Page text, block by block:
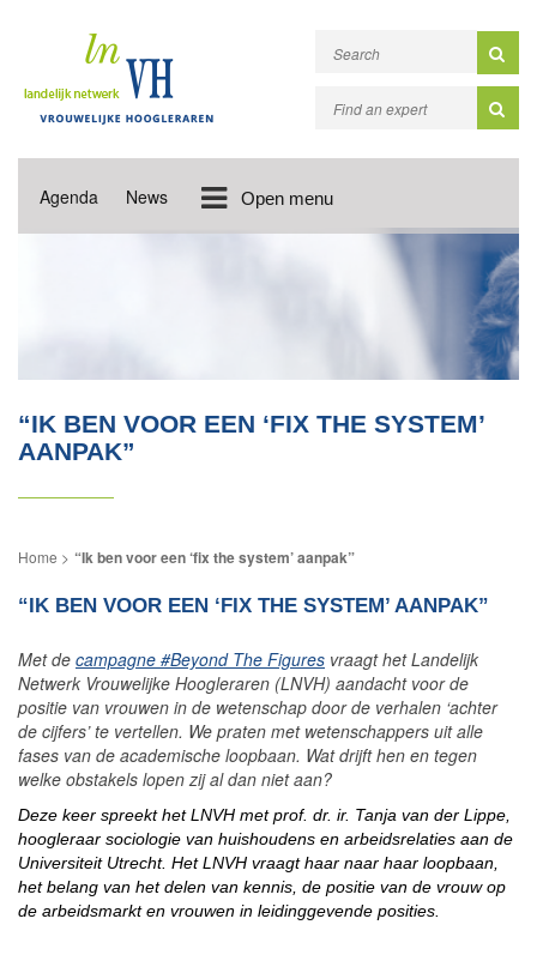
Agenda News Open menu
“IK BEN VOOR EEN ‘FIX THE SYSTEM’
AANPAK”
“Ik ben voor een ‘fix the system’ aanpak”
“IK BEN VOOR EEN ‘FIX THE SYSTEM’ AANPAK”
Met de campagne #Beyond The Figures vraagt het Landelijk
Netwerk Vrouwelijke Hoogleraren (LNVH) aandacht voor de
positie van vrouwen in de wetenschap door de verhalen ‘achter
de cijfers’ te vertellen. We praten met wetenschappers uit alle
fases van de academische loopbaan. Wat drijft hen en tegen
welke obstakels lopen zij al dan niet aan?
Deze keer spreekt het LNVH met prof. dr. ir. Tanja van der Lippe,
hoogleraar sociologie van huishoudens en arbeidsrelaties aan de
Universiteit Utrecht. Het LNVH vraagt haar naar haar loopbaan,
het belang van het delen van kennis, de positie van de vrouw op
de arbeidsmarkt en vrouwen in leidinggevende posities.